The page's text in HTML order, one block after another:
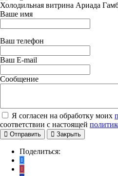
Холодильная витрина Ариада
Ваше имя
Ваш телефон
Ваш E-mail
Сообщение
Я согласен на обработку моих
соответствии с настоящей
Отправить Закрыть
Поделиться: